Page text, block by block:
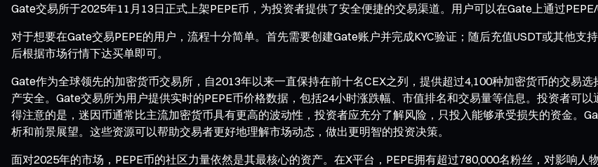
Gate交易所于2025年11月13日正式上架PEPE币，为投资者提供了安全便捷的交易渠道。用户可以在Gate上通过
对于想要在Gate交易PEPE的用户，流程十分简单。首先需要创建Gate账户并完成KYC验证；随后充值USDT或其他支
后根据市场行情下达买单即可。
Gate作为全球领先的加密货币交易所，自2013年以来一直保持在前十名CEX之列，提供超过4,100种加密货币的交易
产安全。Gate交易所为用户提供实时的PEPE币价格数据，包括24小时涨跌幅、市值排名和交易量等信息。投资者可
得注意的是，迷因币通常比主流加密货币具有更高的波动性，投资者应充分了解风险，只投入能够承受损失的资金。
析和前景展望。这些资源可以帮助交易者更好地理解市场动态，做出更明智的投资决策。
面对2025年的市场，PEPE币的社区力量依然是其最核心的资产。在X平台，PEPE拥有超过780,000名粉丝，对影响人